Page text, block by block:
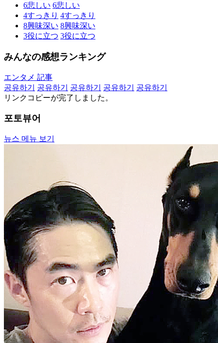
6悲しい 6悲しい
4すっきり 4すっきり
8興味深い 8興味深い
3役に立つ 3役に立つ
みんなの感想ランキング
エンタメ 記事
공유하기
공유하기 공유하기 공유하기
공유하기
リンクコピーが完了しました。
포토뷰어
뉴스 메뉴 보기